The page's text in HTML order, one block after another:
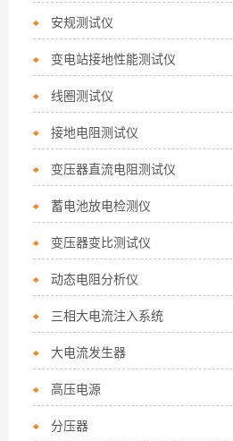
安规测试仪
变电站接地性能测试仪
线圈测试仪
接地电阻测试仪
变压器直流电阻测试仪
蓄电池放电检测仪
变压器变比测试仪
动态电阻分析仪
三相大电流注入系统
大电流发生器
高压电源
分压器